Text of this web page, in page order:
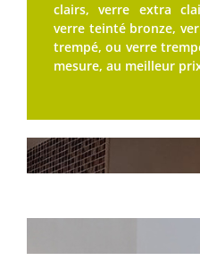
clairs, verre extra
verre teinté bronze,
trempé, ou verre
mesure, au meilleur